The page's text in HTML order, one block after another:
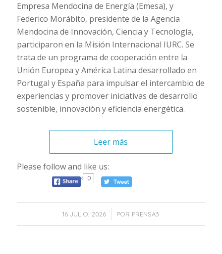
Empresa Mendocina de Energía (Emesa), y
Federico Morábito, presidente de la Agencia
Mendocina de Innovación, Ciencia y Tecnología,
participaron en la Misión Internacional IURC. Se
trata de un programa de cooperación entre la
Unión Europea y América Latina desarrollado en
Portugal y España para impulsar el intercambio de
experiencias y promover iniciativas de desarrollo
sostenible, innovación y eficiencia energética.
Leer más
Please follow and like us:
0
16 JULIO, 2026
/ POR PRENSA3